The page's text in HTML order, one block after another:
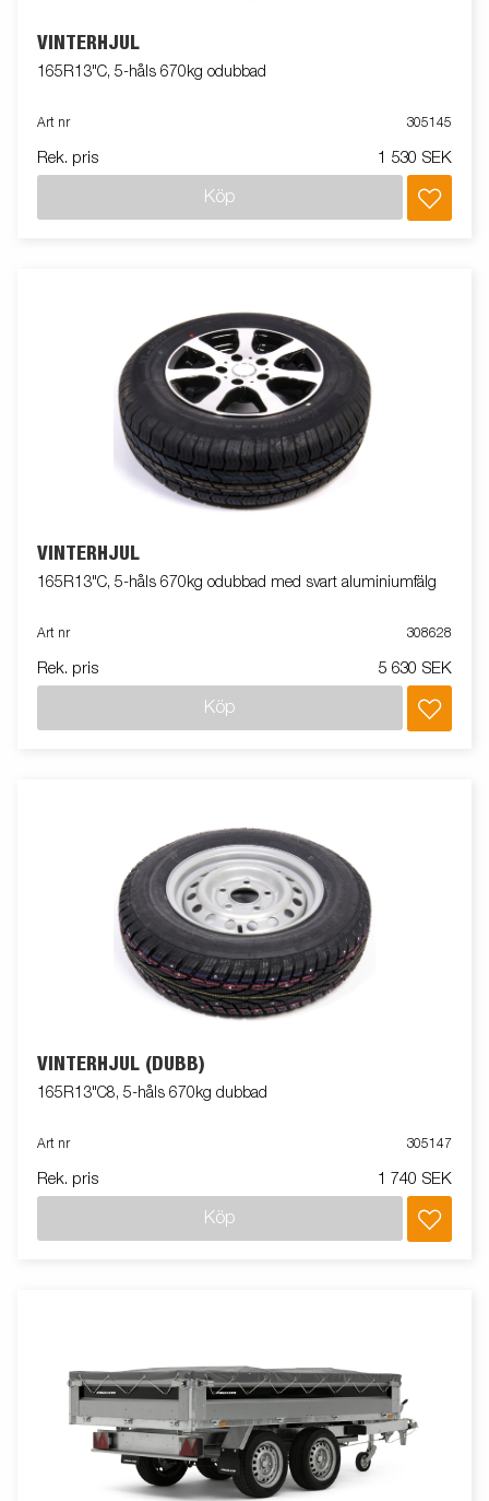
VINTERHJUL
165R13"C, 5-håls 670kg odubbad
Art nr 305145
Rek. pris 1 530 SEK
Köp
VINTERHJUL
165R13"C, 5-håls 670kg odubbad med svart aluminiumfälg
Art nr 308628
Rek. pris 5 630 SEK
Köp
VINTERHJUL (DUBB)
165R13"C8, 5-håls 670kg dubbad
Art nr 305147
Rek. pris 1 740 SEK
Köp